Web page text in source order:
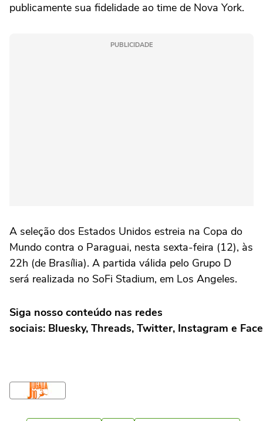
publicamente sua fidelidade ao time de Nova York.
PUBLICIDADE
A seleção dos Estados Unidos estreia na Copa do
Mundo contra o Paraguai, nesta sexta-feira (12), às
22h (de Brasília). A partida válida pelo Grupo D
será realizada no SoFi Stadium, em Los Angeles.
Siga nosso conteúdo nas redes
sociais: Bluesky, Threads, Twitter, Instagram e